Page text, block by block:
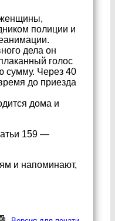
полиции и
дела он
голос
сумму. Через 40
до приезда
дома и
159 —
и напоминают,